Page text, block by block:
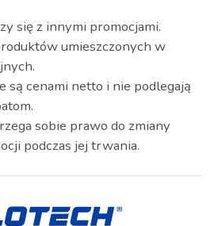
się z innymi promocjami.
umieszczonych w
są cenami netto i nie podlegają
sobie prawo do zmiany
podczas jej trwania.